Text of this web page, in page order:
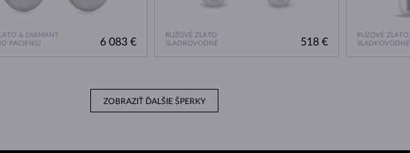
& DIAMANT
PACIFIKU
6 083 €
RUŽOVÉ ZLATO
SLADKOVODNÉ
518 €
RUŽOVÉ ZLATO
SLADKOVODNÉ
ZOBRAZIŤ ĎALŠIE ŠPERKY